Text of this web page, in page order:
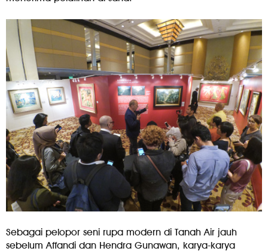
Sebagai pelopor seni rupa modern di Tanah Air jauh
sebelum Affandi dan Hendra Gunawan, karya-karya